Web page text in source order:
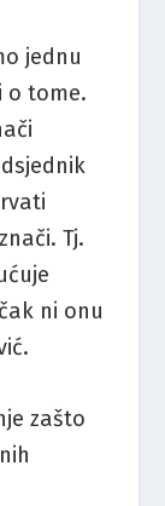
jednu
o tome.
Tj.
ni onu
zašto